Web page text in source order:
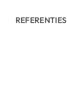
REFERENTIES